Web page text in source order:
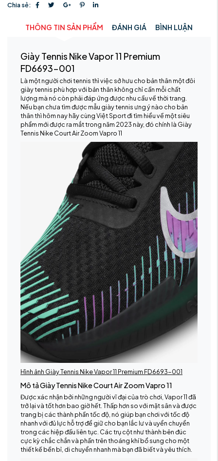
Chia sẻ:
THÔNG TIN SẢN PHẨM ĐÁNH GIÁ BÌNH LUẬN
Giày Tennis Nike Vapor 11 Premium
FD6693-001
Là một người chơi tennis thì việc sở hưu cho bản thân một đôi
giày tennis phù hợp với bản thân không chỉ cần mỗi chất
lượng mà nó còn phải đáp ứng được nhu cầu về thời trang.
Nếu bạn chưa tìm được mẫu giày tennis ưng ý nào cho bản
thân thì hôm nay hãy cùngViệt Sportđi tìm hiểu về một siêu
phẩm mới được ra mắt trong năm 2023 này, đó chính là Giày
Tennis Nike Court Air Zoom Vapro 11
Hình ảnh Giày Tennis Nike Vapor 11 Premium FD6693-001
Mô tả Giày Tennis Nike Court Air Zoom Vapro 11
Được xác nhận bởi những người vĩ đại của trò chơi, Vapor 11 đã
trở lại và tốt hơn bao giờ hết. Thấp hơn so với mặt sân và được
trang bị các thành phần tốc độ, nó giúp bạn chơi với tốc độ
nhanh với đủ lực hỗ trợ để giữ cho bạn lắc lư và uyển chuyển
trong các hiệp đấu liên tục. Các trụ cột như thành bên đúc
cực kỳ chắc chắn và phần trên thoáng khí bổ sung cho một
thiết kế bền bỉ, di chuyển nhanh mà bạn đã biết và yêu thích.